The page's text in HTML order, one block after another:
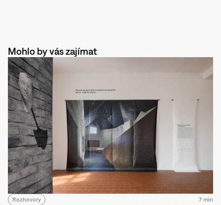
Mohlo by vás zajímat
Rozhovory 7 min